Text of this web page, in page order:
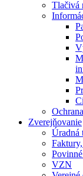
Tlačivá
Zverejňovanie
Úradná
VZN